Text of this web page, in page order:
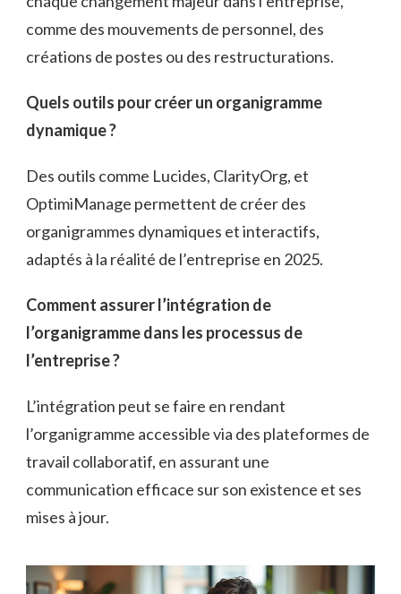
comme des mouvements de personnel, des
créations de postes ou des restructurations.
Quels outils pour créer un organigramme
dynamique ?
Des outils comme Lucides, ClarityOrg, et
OptimiManage permettent de créer des
organigrammes dynamiques et interactifs,
adaptés à la réalité de l’entreprise en 2025.
Comment assurer l’intégration de
l’organigramme dans les processus de
l’entreprise ?
L’intégration peut se faire en rendant
l’organigramme accessible via des plateformes de
travail collaboratif, en assurant une
communication efficace sur son existence et ses
mises à jour.